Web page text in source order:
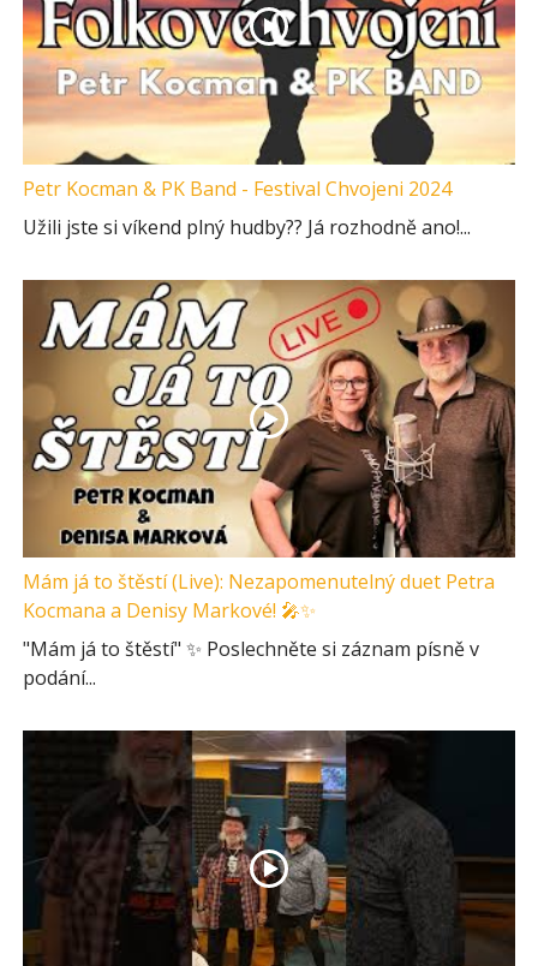
Petr Kocman & PK Band - Festival Chvojeni 2024
Užili jste si víkend plný hudby?? Já rozhodně ano!...
Mám já to štěstí (Live): Nezapomenutelný duet Petra
Kocmana a Denisy Markové! 🎤✨
"Mám já to štěstí" ✨ Poslechněte si záznam písně v
podání...